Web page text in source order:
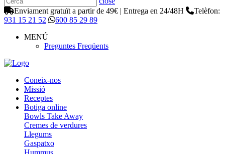
Enviament gratuït a partir de 49€ | Entrega en 24/48H
Telèfon:
931 15 21 52
600 85 29 89
MENÚ
Preguntes Freqüents
Coneix-nos
Missió
Receptes
Botiga online
Bowls Take Away
Cremes de verdures
Llegums
Gaspatxo
Hummus